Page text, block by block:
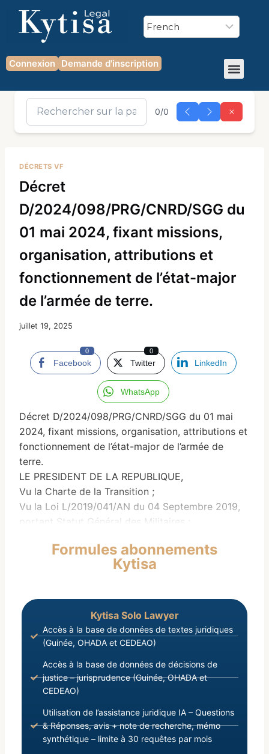
Connexion Demande d'inscription
0/0
DÉCRETS VF
Décret
D/2024/098/PRG/CNRD/SGG du
01 mai 2024, fixant missions,
organisation, attributions et
fonctionnement de l’état-major
de l’armée de terre.
juillet 19, 2025
Facebook
0
Twitter
0
LinkedIn
WhatsApp
Décret D/2024/098/PRG/CNRD/SGG du 01 mai
2024, fixant missions, organisation, attributions et
fonctionnement de l’état-major de l’armée de
terre.
LE PRESIDENT DE LA REPUBLIQUE,
Vu la Charte de la Transition ;
Vu la Loi L/2019/041/AN du 04 Septembre 2019,
portant Statut Général des Militaires ;
à l’Organisation Générale et au Fonctionnement
des Forces de Défense en République de Guinée ;
Formules abonnements
Kytisa
Kytisa Solo Lawyer
Accès à la base de données de textes juridiques
(Guinée, OHADA et CEDEAO)
Accès à la base de données de décisions de
justice – jurisprudence (Guinée, OHADA et
CEDEAO)
Utilisation de l’assistance juridique IA – Questions
& Réponses, avis + note de recherche, mémo
synthétique – limite à 30 requêtes par mois